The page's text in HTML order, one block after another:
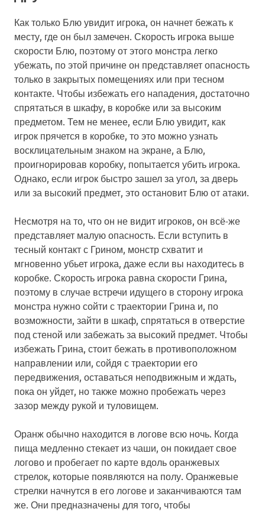
Как только Блю увидит игрока, он начнет бежать к
месту, где он был замечен. Скорость игрока выше
скорости Блю, поэтому от этого монстра легко
убежать, по этой причине он представляет опасность
только в закрытых помещениях или при тесном
контакте. Чтобы избежать его нападения, достаточно
спрятаться в шкафу, в коробке или за высоким
предметом. Тем не менее, если Блю увидит, как
игрок прячется в коробке, то это можно узнать
восклицательным знаком на экране, а Блю,
проигнорировав коробку, попытается убить игрока.
Однако, если игрок быстро зашел за угол, за дверь
или за высокий предмет, это остановит Блю от атаки.
Несмотря на то, что он не видит игроков, он всё-же
представляет малую опасность. Если вступить в
тесный контакт с Грином, монстр схватит и
мгновенно убьет игрока, даже если вы находитесь в
коробке. Скорость игрока равна скорости Грина,
поэтому в случае встречи идущего в сторону игрока
монстра нужно сойти с траектории Грина и, по
возможности, зайти в шкаф, спрятаться в отверстие
под стеной или забежать за высокий предмет. Чтобы
избежать Грина, стоит бежать в противоположном
направлении или, сойдя с траектории его
передвижения, оставаться неподвижным и ждать,
пока он уйдет, но также можно пробежать через
зазор между рукой и туловищем.
Оранж обычно находится в логове всю ночь. Когда
пища медленно стекает из чаши, он покидает свое
логово и пробегает по карте вдоль оранжевых
стрелок, которые появляются на полу. Оранжевые
стрелки начнутся в его логове и заканчиваются там
же. Они предназначены для того, чтобы